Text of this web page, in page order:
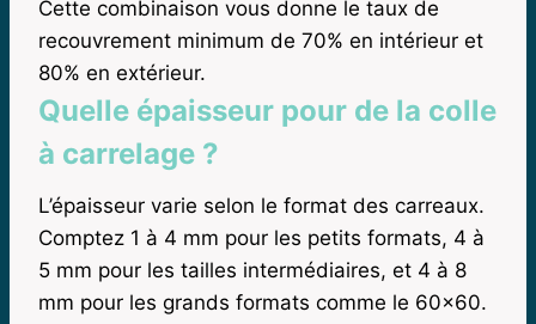
Cette combinaison vous donne le taux de
recouvrement minimum de 70% en intérieur et
80% en extérieur.
Quelle épaisseur pour de la colle
à carrelage ?
L’épaisseur varie selon le format des carreaux.
Comptez 1 à 4 mm pour les petits formats, 4 à
5 mm pour les tailles intermédiaires, et 4 à 8
mm pour les grands formats comme le 60×60.